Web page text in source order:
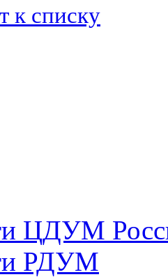
к списку
ЦДУМ
РДУМ